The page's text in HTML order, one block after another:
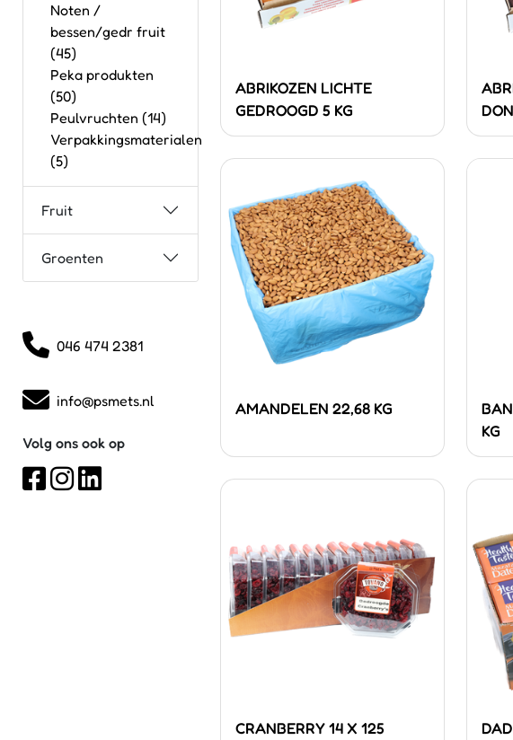
Noten /
bessen/gedr fruit
(45)
Peka produkten
(50)
Peulvruchten (14)
Verpakkingsmaterialen
(5)
Fruit
Groenten
046 474 2381
info@psmets.nl
Volg ons ook op
ABRIKOZEN LICHTE
GEDROOGD 5 KG
AMANDELEN 22,68 KG
KG
CRANBERRY 14 X 125